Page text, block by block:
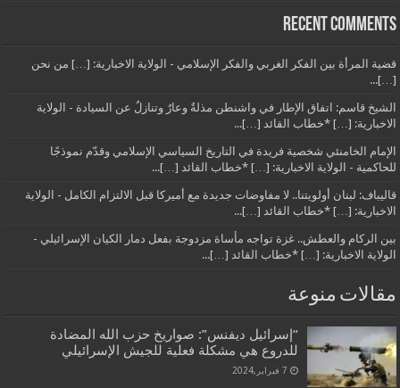
Recent Comments
قضية المرأة بين الفكر الغربي والفكر الإسلامي - الولاية الاخبارية: […] من نحن
[…]...
الشيخ قاسم: اتفاق الإطار في واشنطن مذلةٌ وعارٌ وتنازلٌ عن السيادة - الولاية
الاخبارية: […] *خطاب القائد […]...
الإمام الخامنئي شخصية فريدة في التاريخ السياسي الإسلامي وقدّم نموذجًا
للحاكمية - الولاية الاخبارية: […] *خطاب القائد […]...
قاليباف: لبنان أولويتنا.. لا مفاوضات جديدة مع أميركا قبل الالتزام الكامل - الولاية
الاخبارية: […] *خطاب القائد […]...
بين الركام والعطش.. غزة تواجه مأساة مزدوجة بفعل دمار الكيان الإسرائيلي -
الولاية الاخبارية: […] *خطاب القائد […]...
مقالات منوعة
“إسرائيل ديفنس”: صواريخ حزب الله المضادة
للدروع هي مشكلة فعلية للجيش الإسرائيلي
7 فبراير,2024